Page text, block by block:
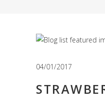
04/01/2017